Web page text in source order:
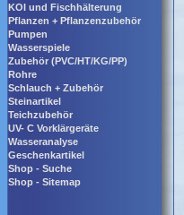
KOI und Fischhälterung
Pflanzen + Pflanzenzubehör
Pumpen
Wasserspiele
Zubehör (PVC/HT/KG/PP)
Rohre
Schlauch + Zubehör
Steinartikel
Teichzubehör
UV- C Vorklärgeräte
Wasseranalyse
Geschenkartikel
Shop - Suche
Shop - Sitemap